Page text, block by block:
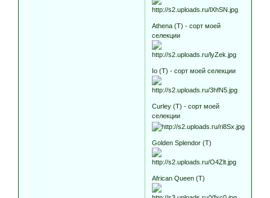
Athena (T) - сорт моей
селекции
Io (T) - сорт моей селекции
Curley (T) - сорт моей
селекции
Golden Splendor (T)
African Queen (T)